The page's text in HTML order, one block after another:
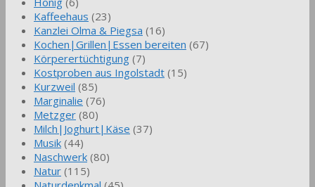
Kaffeehaus (23)
Kanzlei Olma & Piegsa (16)
Kochen|Grillen|Essen bereiten (67)
Körperertüchtigung (7)
Kostproben aus Ingolstadt (15)
Kurzweil (85)
Marginalie (76)
Metzger (80)
Milch|Joghurt|Käse (37)
Musik (44)
Naschwerk (80)
Natur (115)